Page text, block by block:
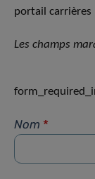
portail carrières
Les champs
Nom *